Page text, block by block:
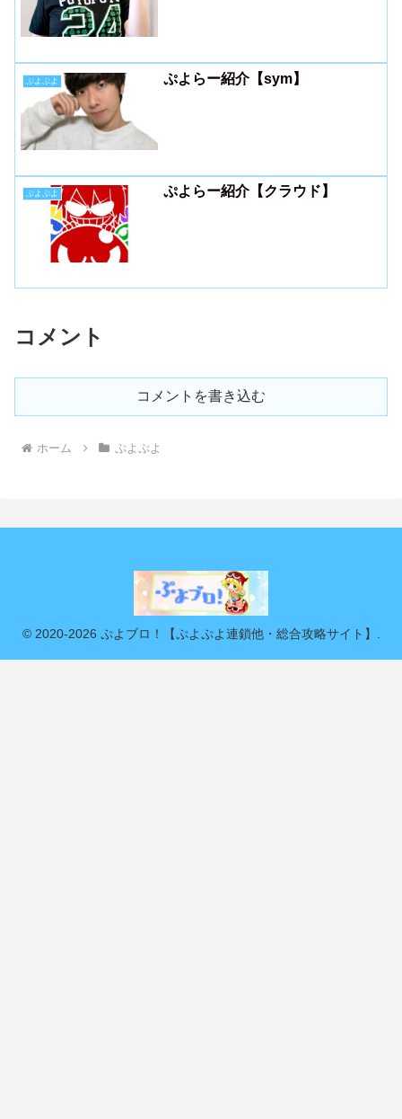
ぷよぷよ ぷよらー紹介【sym】
ぷよぷよ ぷよらー紹介【クラウド】
コメント
コメントを書き込む
ホーム ぷよぷよ
© 2020-2026 ぷよブロ！【ぷよぷよ連鎖他・総合攻略サイト】.